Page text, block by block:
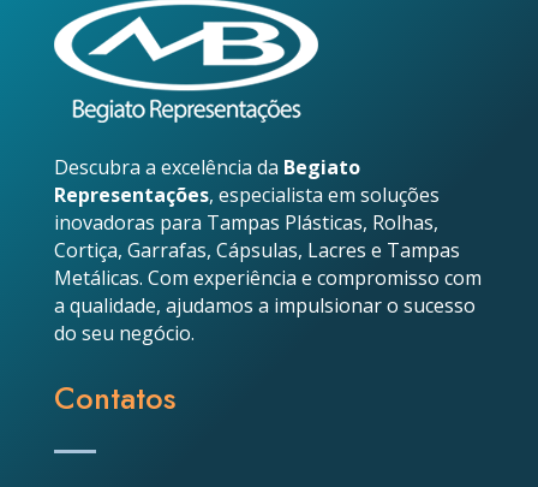
Descubra a excelência da Begiato
Representações, especialista em soluções
inovadoras para Tampas Plásticas, Rolhas,
Cortiça, Garrafas, Cápsulas, Lacres e Tampas
Metálicas. Com experiência e compromisso com
a qualidade, ajudamos a impulsionar o sucesso
do seu negócio.
Contatos